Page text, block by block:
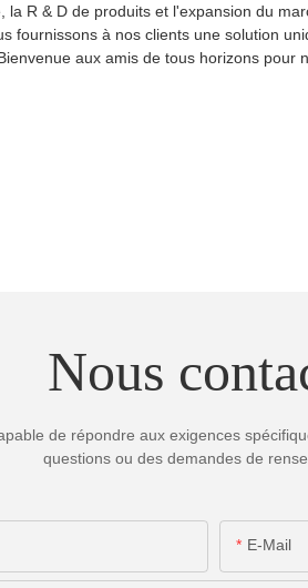
R & D de produits et l'expansion du
à nos clients une solution
aux amis de tous horizons pour
Nous
de répondre aux exigences
questions ou des demandes de
E-Mail